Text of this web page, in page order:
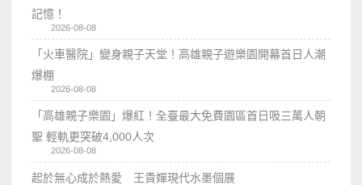
記憶！
2026-08-08
「火車醫院」變身親子天堂！高雄親子遊樂園開幕首日人潮
爆棚
2026-08-08
「高雄親子樂園」爆紅！全臺最大免費園區首日吸三萬人朝
聖 輕軌更突破4,000人次
2026-08-08
起於無心成於熱愛 王貴嬋現代水墨個展